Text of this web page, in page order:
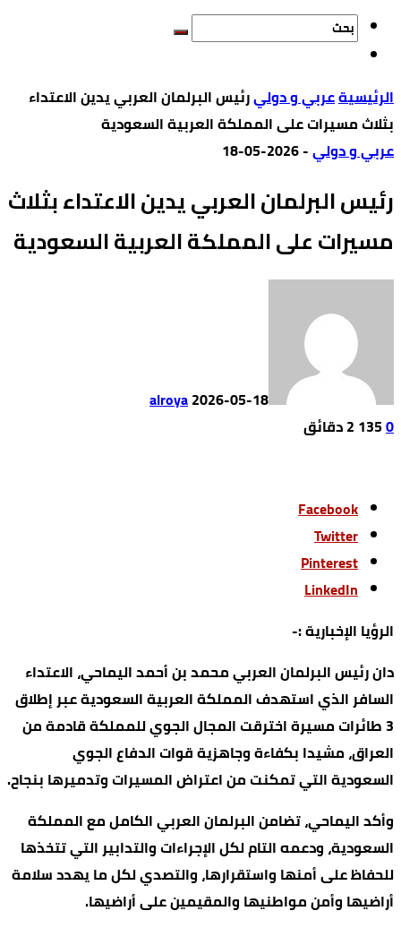
‫الرئيسية‬عربي و دوليرئيس البرلمان العربي يدين الاعتداء
بثلاث مسيرات على المملكة العربية السعودية
عربي و دولي-
2026-05-18
رئيس البرلمان العربي يدين الاعتداء بثلاث
مسيرات على المملكة العربية السعودية
alroya2026-05-18
0
135 2 ‫دقائق‬
Facebook
Twitter
Pinterest
LinkedIn
الرؤيا الإخبارية :-
دان رئيس البرلمان العربي محمد بن أحمد اليماحي، الاعتداء
السافر الذي استهدف المملكة العربية السعودية عبر إطلاق
3 طائرات مسيرة اخترقت المجال الجوي للمملكة قادمة من
العراق، مشيدا بكفاءة وجاهزية قوات الدفاع الجوي
السعودية التي تمكنت من اعتراض المسيرات وتدميرها بنجاح.
وأكد اليماحي، تضامن البرلمان العربي الكامل مع المملكة
السعودية، ودعمه التام لكل الإجراءات والتدابير التي تتخذها
للحفاظ على أمنها واستقرارها، والتصدي لكل ما يهدد سلامة
أراضيها وأمن مواطنيها والمقيمين على أراضيها.